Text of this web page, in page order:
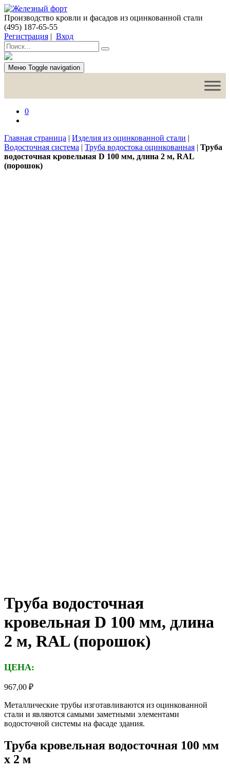
Производство кровли и фасадов из оцинкованной стали
(495) 187-65-55
Регистрация | Вход
Меню Toggle navigation
0
Главная страница | Изделия из оцинкованной стали |
Водосточная система | Труба водостока оцинкованная | Труба
водосточная кровельная D 100 мм, длина 2 м, RAL
(порошок)
Труба водосточная
кровельная D 100 мм, длина
2 м, RAL (порошок)
ЦЕНА:
967,00 ₽
Металлические трубы изготавливаются из оцинкованной
стали и являются самыми заметными элементами
водосточной системы на фасаде здания.
Труба кровельная водосточная 100 мм
х 2 м